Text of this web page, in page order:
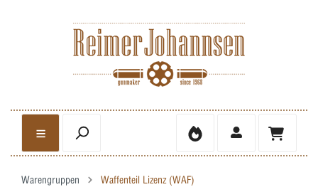
Warengruppen Waffenteil Lizenz (WAF)